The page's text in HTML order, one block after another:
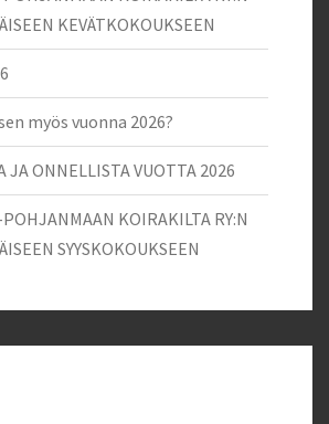
KEVÄTKOKOUKSEEN
myös vuonna 2026?
JA ONNELLISTA VUOTTA 2026
KOIRAKILTA RY:N
SYYSKOKOUKSEEN